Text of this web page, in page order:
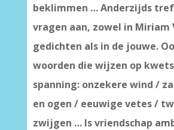
beklimmen … Anderzijds
vragen aan, zowel in Miriam
gedichten als in de jouwe.
woorden die wijzen op
spanning: onzekere wind /
en ogen / eeuwige vetes /
zwijgen … Is vriendschap